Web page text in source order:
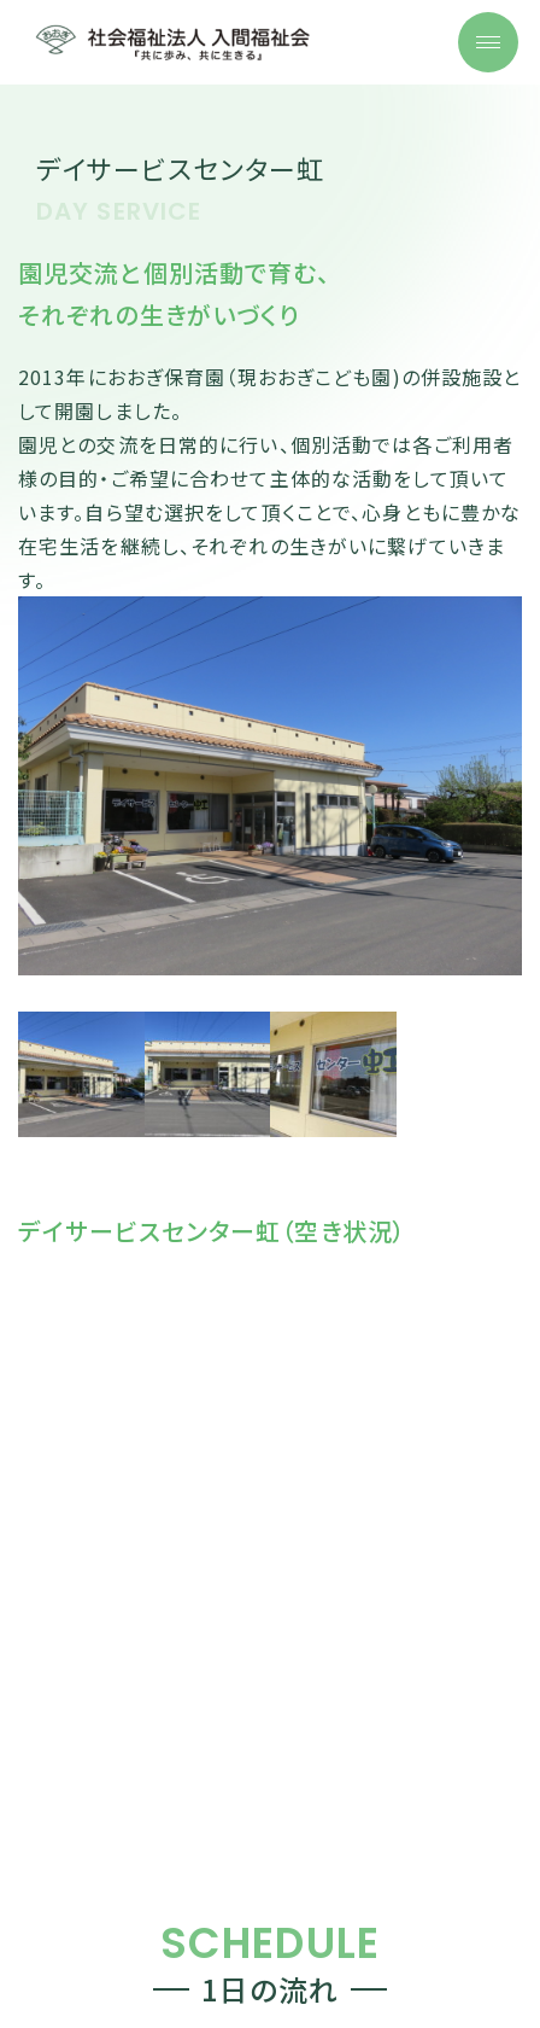
DAY SERVICE
デイサービスセンター虹
園児交流と個別活動で育む、
それぞれの生きがいづくり
2013年におおぎ保育園（現おおぎこども園)の併設施設と
して開園しました。
園児との交流を日常的に行い、個別活動では各ご利用者
様の目的・ご希望に合わせて主体的な活動をして頂いて
います。自ら望む選択をして頂くことで、心身ともに豊かな
在宅生活を継続し、それぞれの生きがいに繋げていきま
す。
デイサービスセンター虹（空き状況）
SCHEDULE
1日の流れ